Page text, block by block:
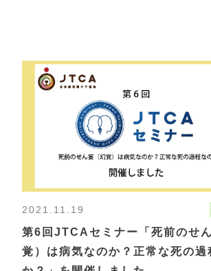
2021.11.19
第6回JTCAセミナー「死前のせ
覚）は病気なのか？正常な死の過